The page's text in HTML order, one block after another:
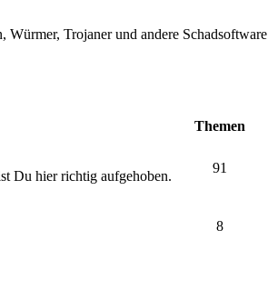
Trojaner und andere Schadsoftware
Themen
Du hier richtig aufgehoben.
91
8